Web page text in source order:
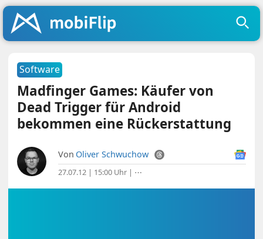
Software
Madfinger Games: Käufer von
Dead Trigger für Android
bekommen eine Rückerstattung
Von Oliver Schwuchow
27.07.12 | 15:00 Uhr | ⋯